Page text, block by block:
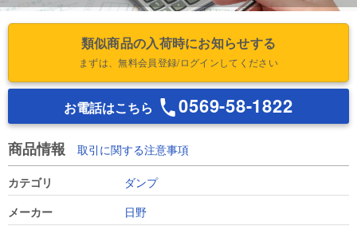
類似商品の入荷時にお知らせする
まずは、無料会員登録/ログインしてください
お電話はこちら 0569-58-1822
商品情報 取引に関する注意事項
カテゴリ
ダンプ
メーカー
日野